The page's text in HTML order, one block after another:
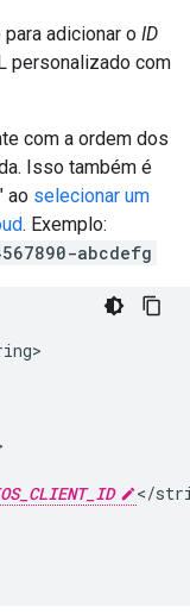
para adicionar o ID
personalizado com
com a ordem dos
Isso também é
ao selecionar um
. Exemplo:
abcdefg
</